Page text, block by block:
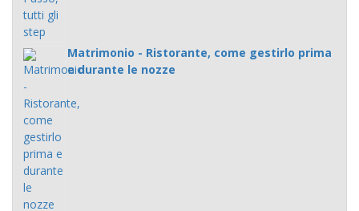
Matrimonio - Ristorante, come gestirlo prima
e durante le nozze